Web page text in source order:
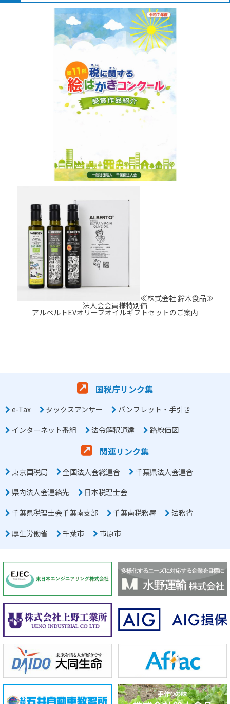
≪株式会社 鈴木食品≫
法人会会員様特別価
アルベルトEVオリーブオイルギフトセットのご案内
国税庁リンク集
e-Tax タックスアンサー
パンフレット・手引き
インターネット番組
法令解釈通達 路線価図
関連リンク集
東京国税局 全国法人会総連合
千葉県法人会連合
県内法人会連絡先
日本税理士会
千葉県税理士会千葉南支部
千葉南税務署
法務省
厚生労働省
千葉市 市原市